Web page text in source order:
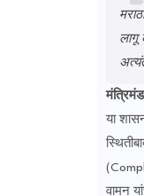
लागू
​या
वामन